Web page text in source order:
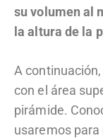
su volumen al
la altura de la
A
con el área
pirámide.
usaremos